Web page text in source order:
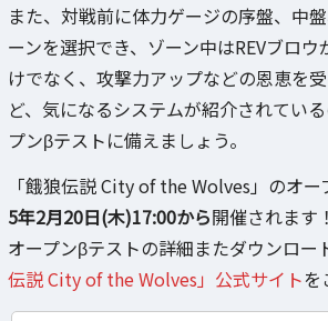
また、対戦前に体力ゲージの序盤、中
ーンを選択でき、ゾーン中はREVブロ
けでなく、攻撃力アップなどの恩恵を
ど、気になるシステムが紹介されてい
プンβテストに備えましょう。
「餓狼伝説 City of the Wolves」のオー
5年2月20日(木)17:00から開催されます！
オープンβテストの詳細またダウンロー
伝説 City of the Wolves」公式サイトを